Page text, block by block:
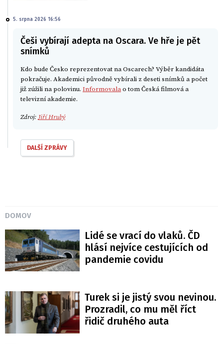
5. srpna 2026 16:56
Češi vybírají adepta na Oscara. Ve hře je pět
snímků
Kdo bude Česko reprezentovat na Oscarech? Výběr kandidáta
pokračuje. Akademici původně vybírali z deseti snímků a počet
již zúžili na polovinu. Informovalao tom Česká filmová a
televizní akademie.
Zdroj: Jiří Hrubý
DALŠÍ ZPRÁVY
DOMOV
Lidé se vrací do vlaků. ČD
hlásí nejvíce cestujících od
pandemie covidu
Turek si je jistý svou nevinou.
Prozradil, co mu měl říct
řidič druhého auta